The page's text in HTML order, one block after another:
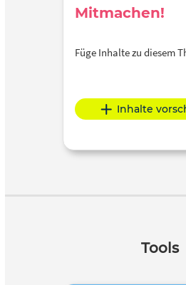
Mitmachen!
Füge Inhalte zu diesem
Inhalte
Tools